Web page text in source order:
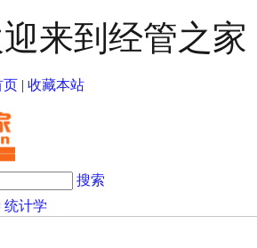
来到经管之家
页 | 收藏本站
搜索
统计学